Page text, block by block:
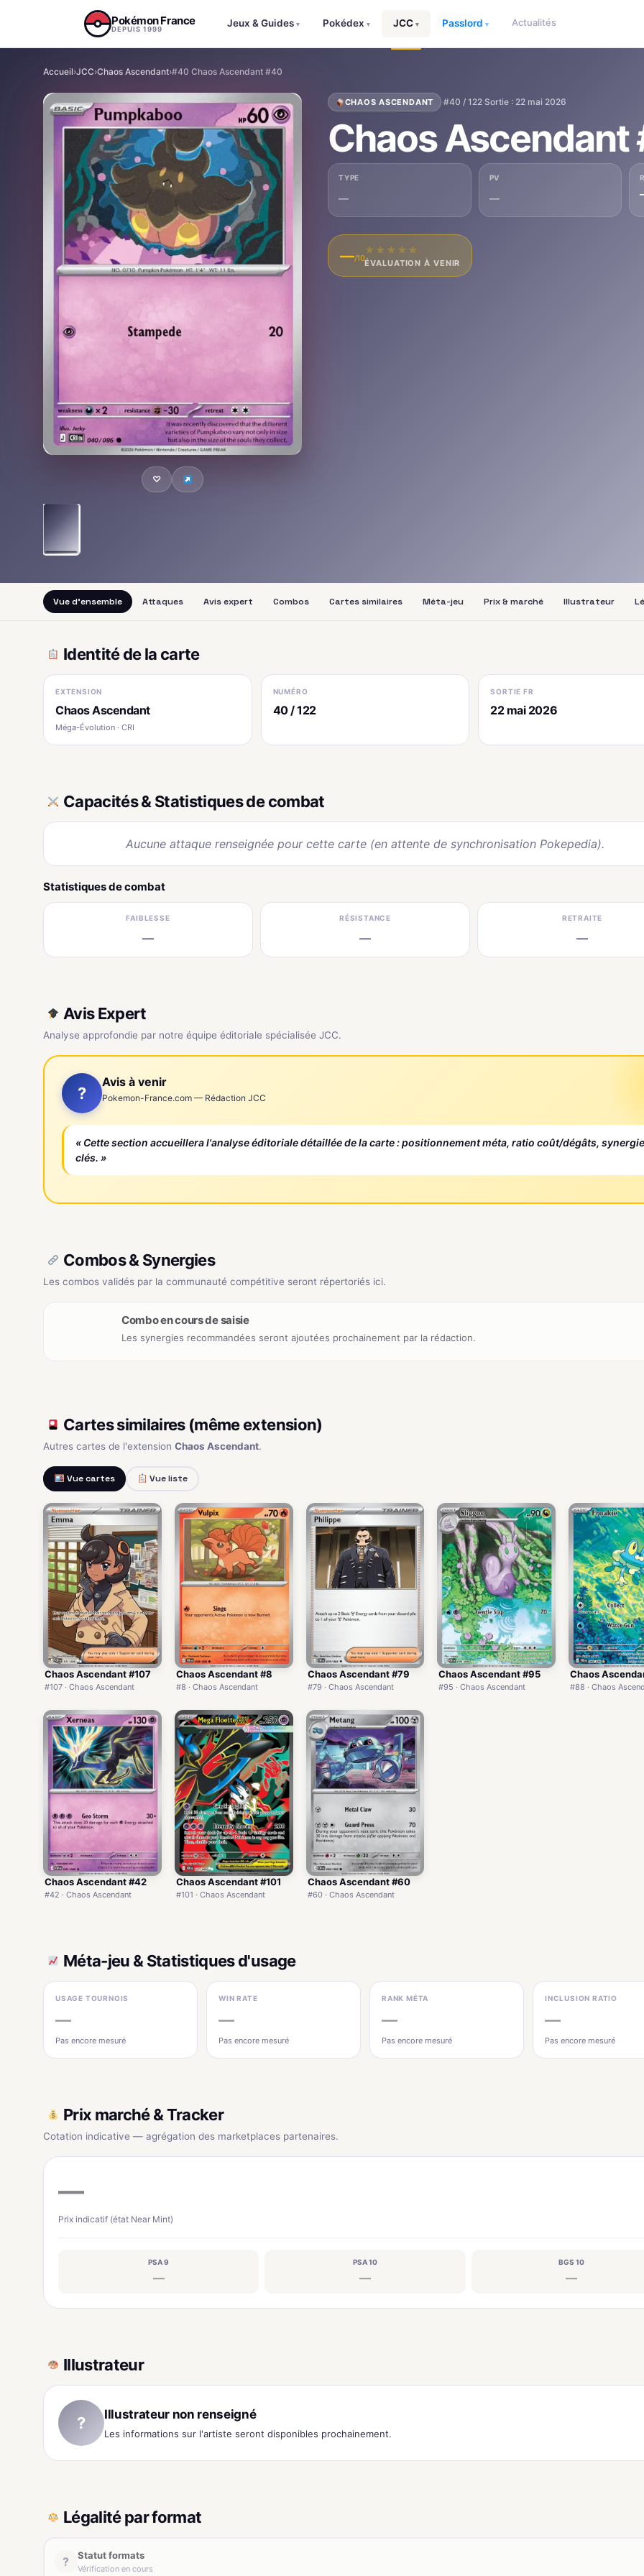
Pokémon France
DEPUIS 1999
Jeux & Guides ▾ Pokédex ▾ JCC ▾ Passlord ▾ Actualités
Accueil›JCC›Chaos Ascendant›#40 Chaos Ascendant #40
♡
CHAOS ASCENDANT ·#40 / 122·Sortie : 22 mai 2026
Chaos Ascendant
TYPE
—
PV
—
—/10
★ ★ ★ ★ ★
ÉVALUATION À VENIR
Vue d'ensemble Attaques Avis expert Combos Cartes similaires Méta-jeu Prix & marché Illustrateur
Identité de la carte
EXTENSION
Chaos Ascendant
Méga-Évolution · CRI
NUMÉRO
40 / 122
SORTIE FR
22 mai 2026
Capacités & Statistiques de combat
Aucune attaque renseignée pour cette carte (en attente de synchronisation Pokepedia).
Statistiques de combat
FAIBLESSE
—
RÉSISTANCE
—
RETRAITE
—
Avis Expert
Analyse approfondie par notre équipe éditoriale spécialisée JCC.
?
Avis à venir
Pokemon-France.com — Rédaction JCC
« Cette section accueillera l'analyse éditoriale détaillée de la carte : positionnement méta, ratio coût/dégâts,
clés. »
Combos & Synergies
Les combos validés par la communauté compétitive seront répertoriés ici.
Combo en cours de saisie
Les synergies recommandées seront ajoutées prochainement par la rédaction.
Cartes similaires (même extension)
Autres cartes de l'extension Chaos Ascendant.
Vue cartes Vue liste
Chaos Ascendant #107
#107 · Chaos Ascendant
Chaos Ascendant #8
#8 · Chaos Ascendant
Chaos Ascendant #79
#79 · Chaos Ascendant
Chaos Ascendant #95
#95 · Chaos Ascendant
Chaos
#88 · Chaos
Chaos Ascendant #42
#42 · Chaos Ascendant
Chaos Ascendant #101
#101 · Chaos Ascendant
Chaos Ascendant #60
#60 · Chaos Ascendant
Méta-jeu & Statistiques d'usage
USAGE TOURNOIS
—
Pas encore mesuré
WIN RATE
—
Pas encore mesuré
RANK MÉTA
—
Pas encore mesuré
INCLUSION RATIO
—
Pas encore mesuré
Prix marché & Tracker
Cotation indicative — agrégation des marketplaces partenaires.
—
Prix indicatif (état Near Mint)
PSA 9
—
PSA 10
—
BGS 10
—
Illustrateur
? Illustrateur non renseigné
Les informations sur l'artiste seront disponibles prochainement.
Légalité par format
? Statut formats
Vérification en cours